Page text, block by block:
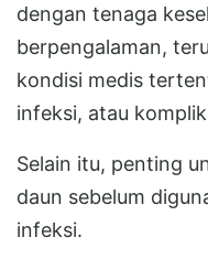
dengan tenaga
berpengalaman,
kondisi medis
infeksi, atau
Selain itu, penting
daun sebelum
infeksi.